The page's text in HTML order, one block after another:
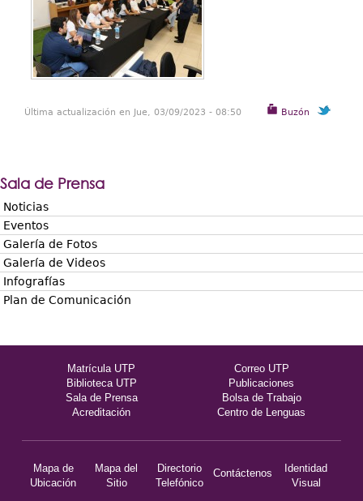
Buzón
Última actualización en Jue, 03/09/2023 - 08:50
Sala de Prensa
Noticias
Eventos
Galería de Fotos
Galería de Videos
Infografías
Plan de Comunicación
Matrícula UTP
Correo UTP
Biblioteca UTP
Publicaciones
Sala de Prensa
Bolsa de Trabajo
Acreditación
Centro de Lenguas
Mapa de
Ubicación
Mapa del
Sitio
Directorio
Telefónico
Contáctenos
Identidad
Visual